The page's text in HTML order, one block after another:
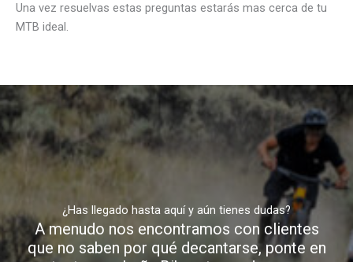
Una vez resuelvas estas preguntas estarás mas cerca de tu
MTB ideal.
¿Has llegado hasta aquí y aún tienes dudas?
A menudo nos encontramos con clientes
que no saben por qué decantarse, ponte en